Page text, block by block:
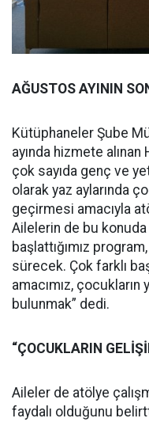
AĞUSTOS AYININ
Kütüphaneler Şube
ayında hizmete
çok sayıda genç ve
olarak yaz aylarında
geçirmesi amacıyla
Ailelerin de bu konuda
başlattığımız
sürecek. Çok farklı
amacımız, çocukların
bulunmak” dedi.
“ÇOCUKLARIN
Aileler de atölye
faydalı olduğunu